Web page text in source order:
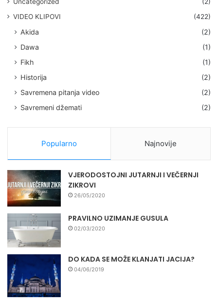
VIDEO KLIPOVI
(422)
Akida
(2)
Dawa
(1)
Fikh
(1)
Historija
(2)
Savremena pitanja video
(2)
Savremeni džemati
(2)
Popularno Najnovije
VJERODOSTOJNI JUTARNJI I VEČERNJI
ZIKROVI
26/05/2020
PRAVILNO UZIMANJE GUSULA
02/03/2020
DO KADA SE MOŽE KLANJATI JACIJA?
04/06/2019